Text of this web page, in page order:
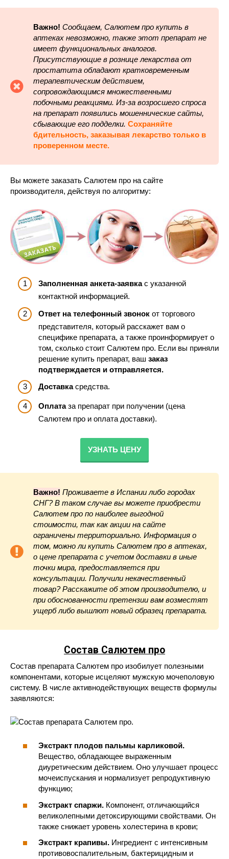
Важно! Сообщаем, Салютем про купить в
аптеках невозможно, также этот препарат не
имеет функциональных аналогов.
Присутствующие в рознице лекарства от
простатита обладают кратковременным
терапевтическим действием,
сопровождающимся множественными
побочными реакциями. Из-за возросшего спроса
на препарат появились мошеннические сайты,
сбывающие его подделки. Сохраняйте
бдительность, заказывая лекарство только в
проверенном месте.
Вы можете заказать Салютем про на сайте
производителя, действуя по алгоритму:
Заполненная анкета-заявкас указанной
контактной информацией.
Ответ на телефонный звонок от торгового
представителя, который расскажет вам о
специфике препарата, а также проинформирует о
том, сколько стоит Салютем про. Если вы приняли
решение купить препарат, ваш заказ
подтверждается и отправляется.
Доставкасредства.
Оплатаза препарат при получении (цена
Салютем про и оплата доставки).
УЗНАТЬ ЦЕНУ
Важно! Проживаете в Испании либо городах
СНГ? В таком случае вы можете приобрести
Салютем про по наиболее выгодной
стоимости, так как акции на сайте
ограничены территориально. Информация о
том, можно ли купить Салютем про в аптеках,
о цене препарата с учетом доставки в иные
точки мира, предоставляется при
консультации. Получили некачественный
товар? Расскажите об этом производителю, и
при обоснованности претензии вам возместят
ущерб либо вышлют новый образец препарата.
Состав Салютем про
Состав препарата Салютем про изобилует полезными
компонентами, которые исцеляют мужскую мочеполовую
систему. В числе активнодействующих веществ формулы
заявляются:
Экстракт плодов пальмы карликовой.
Вещество, обладающее выраженным
диуретическим действием. Оно улучшает процесс
мочеиспускания и нормализует репродуктивную
функцию;
Экстракт спаржи. Компонент, отличающийся
великолепными детоксирующими свойствами. Он
также снижает уровень холестерина в крови;
Экстракт крапивы. Ингредиент с интенсивным
противовоспалительным, бактерицидным и